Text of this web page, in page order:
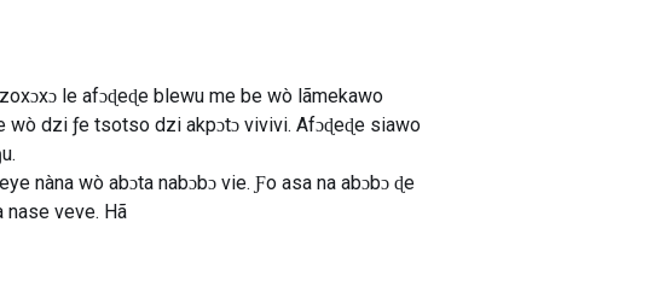
le afɔɖeɖe blewu me be wò lãmekawo
wò dzi ƒe tsotso dzi akpɔtɔ vivivi. Afɔɖeɖe siawo
nàna wò abɔta nabɔbɔ vie. Ƒo asa na abɔbɔ ɖe
nase veve. Hã